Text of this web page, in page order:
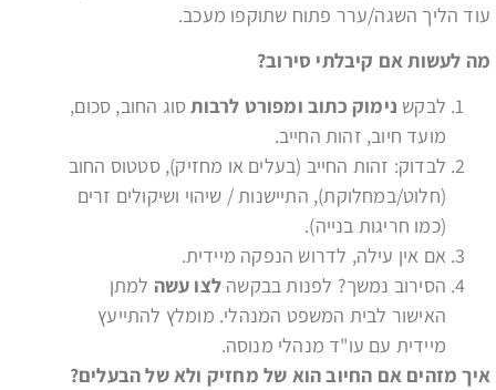
עוד הליך השגה/ערר פתוח שתוקפו מעכב.
מה לעשות אם קיבלתי סירוב?
לבקש נימוק כתוב ומפורט לרבותסוג החוב, סכום,
מועד חיוב, זהות החייב.
לבדוק: זהות החייב (בעלים או מחזיק), סטטוס החוב
(חלוט/במחלוקת), התיישנות / שיהוי ושיקולים זרים
(כמו חריגות בנייה).
אם אין עילה, לדרוש הנפקה מיידית.
הסירוב נמשך? לפנות בבקשה לצו עשה למתן
האישור לבית המשפט המנהלי. מומלץ להתייעץ
מיידית עם עו"ד מנהלי מנוסה.
איך מזהים אם החיוב הוא של מחזיק ולא של הבעלים?